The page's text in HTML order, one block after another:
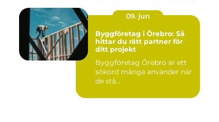
09. jun
Byggföretag i Örebro: Så
hittar du rätt partner för
ditt projekt
Byggföretag Örebro är ett
sökord många använder när
de stå...